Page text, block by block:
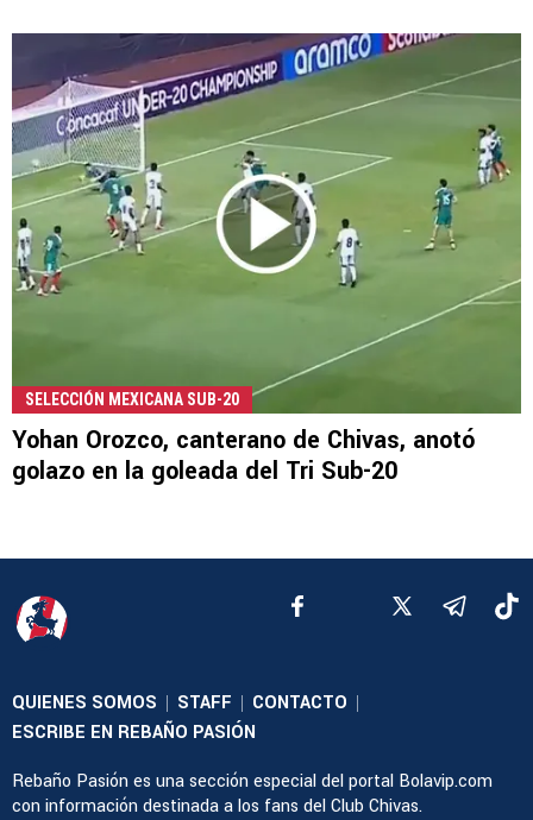
SELECCIÓN MEXICANA SUB-20
Yohan Orozco, canterano de Chivas, anotó
golazo en la goleada del Tri Sub-20
QUIENES SOMOS | STAFF | CONTACTO |
ESCRIBE EN REBAÑO PASIÓN
Rebaño Pasión es una sección especial del portal Bolavip.com
con información destinada a los fans del Club Chivas.